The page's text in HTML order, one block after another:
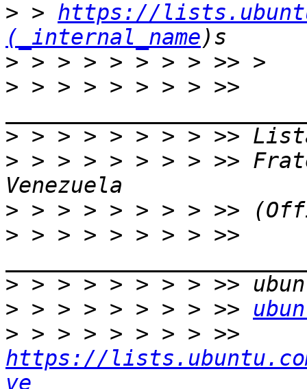
> > https://
(_internal_name
>
> > > > > > > > >>
>
> > > > > > > > >>
>
> > > > > > > > >>
>
> > > > > > > > >>
>
https://
ve